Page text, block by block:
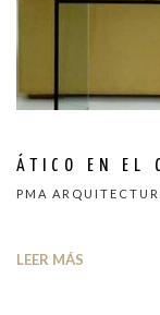
ÁTICO EN EL
PMA
LEER MÁS